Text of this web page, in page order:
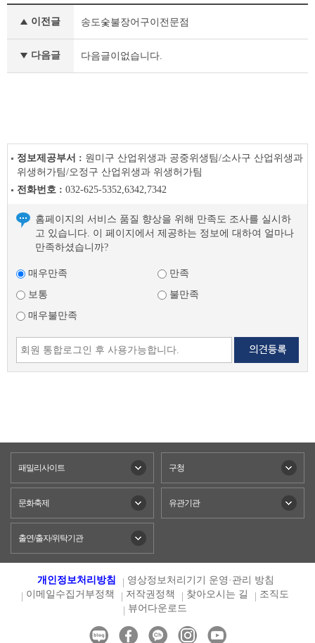
안
이전글 송도숯불장어구이전문점
다음글 다음글이없습니다.
정보제공부서 : 원미구 산업위생과 공중위생팀/소사구 산업위생과
위생허가팀/오정구 산업위생과 위생허가팀
전화번호 : 032-625-5352,6342,7342
홈페이지의 서비스 품질 향상을 위해 만족도 조사를 실시하
고 있습니다. 이 페이지에서 제공하는 정보에 대하여 얼마나
만족하셨습니까?
매우만족
만족
보통
불만족
매우불만족
패밀리사이트 구청
문화축제 유관기관
출연/출자/위탁기관
개인정보처리방침
영상정보처리기기 운영·관리 방침
이메일수집거부정책
저작권정책 찾아오시는 길
조직도
뷰어다운로드